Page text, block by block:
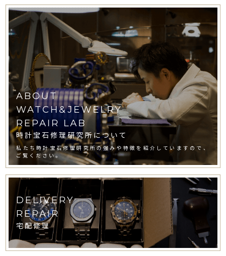
ABOUT
WATCH&JEWELRY
REPAIR LAB
時計宝石修理研究所について
私たち時計宝石修理研究所の強みや特徴を紹介していますので、
ご覧ください。
DELIVERY
REPAIR
宅配修理